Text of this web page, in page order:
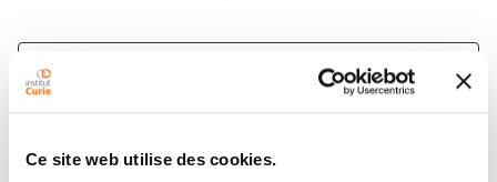
Ce site web utilise des cookies.
1 mai 2017
Saudi Journal of Biological Sciences
DOI :10.1016/j.sjbs.2016.05.009